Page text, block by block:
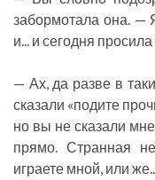
забормотала она. —
и... и сегодня
— Ах, да разве в
сказали «подите
но вы не сказали
прямо. Странная
играете мной, или